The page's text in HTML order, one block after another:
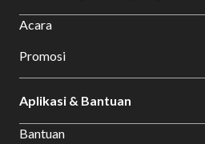
Acara
Promosi
Aplikasi & Bantuan
Bantuan